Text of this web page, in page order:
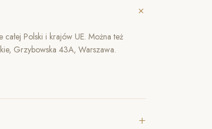
+
całej Polski i krajów UE. Można też
Grzybowska 43A, Warszawa.
+